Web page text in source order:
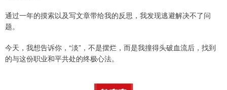
通过一年的摸索以及写文章带给我的反思，我发现逃避解决不了问
题。
今天，我想告诉你，“淡”，不是摆烂，而是我撞得头破血流后，找到
的与这份职业和平共处的终极心法。